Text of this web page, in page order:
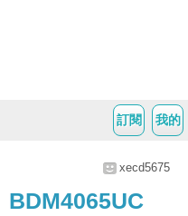
我的
訂閱
xecd5675
BDM4065UC